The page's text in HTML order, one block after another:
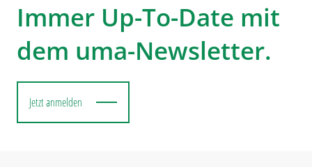
Immer Up-To-Date mit
dem uma-Newsletter.
Jetzt anmelden